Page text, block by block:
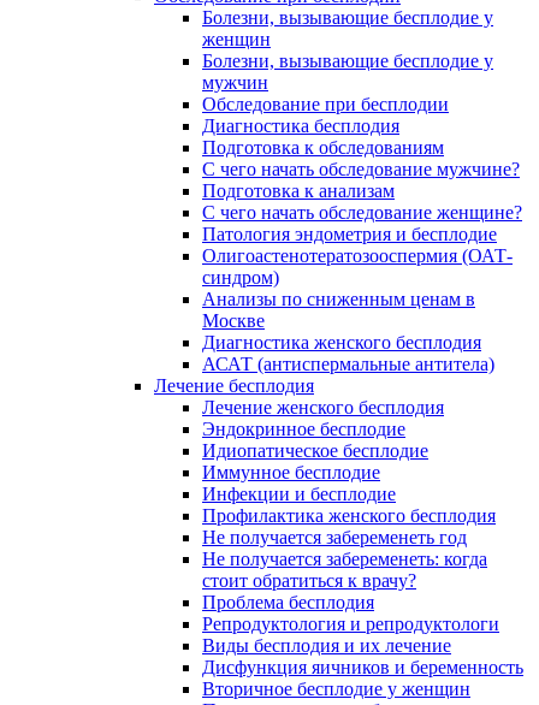
Болезни, вызывающие бесплодие у
женщин
Болезни, вызывающие бесплодие у
мужчин
Обследование при бесплодии
Диагностика бесплодия
Подготовка к обследованиям
С чего начать обследование мужчине?
Подготовка к анализам
С чего начать обследование женщине?
Патология эндометрия и бесплодие
Олигоастенотератозооспермия (ОАТ-
синдром)
Анализы по сниженным ценам в
Москве
Диагностика женского бесплодия
АСАТ (антиспермальные антитела)
Лечение бесплодия
Лечение женского бесплодия
Эндокринное бесплодие
Идиопатическое бесплодие
Иммунное бесплодие
Инфекции и бесплодие
Профилактика женского бесплодия
Не получается забеременеть год
Не получается забеременеть: когда
стоит обратиться к врачу?
Проблема бесплодия
Репродуктология и репродуктологи
Виды бесплодия и их лечение
Дисфункция яичников и беременность
Вторичное бесплодие у женщин